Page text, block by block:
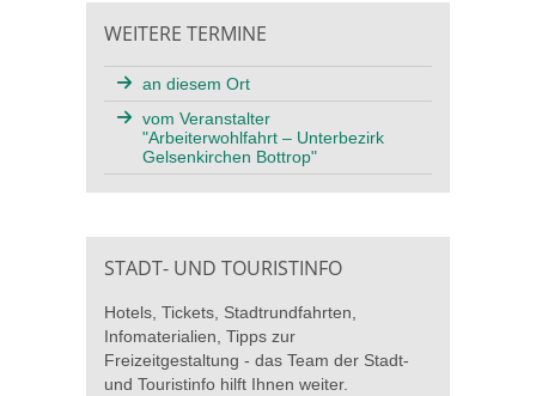
WEITERE TERMINE
an diesem Ort
vom Veranstalter
"Arbeiterwohlfahrt – Unterbezirk
Gelsenkirchen Bottrop"
STADT- UND TOURISTINFO
Hotels, Tickets, Stadtrundfahrten,
Infomaterialien, Tipps zur
Freizeitgestaltung - das Team der Stadt-
und Touristinfo hilft Ihnen weiter.